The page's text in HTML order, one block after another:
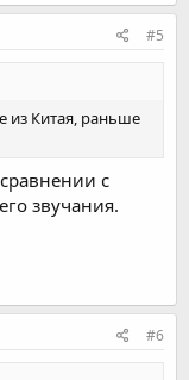
#5
из Китая, раньше
с
звучания.
#6